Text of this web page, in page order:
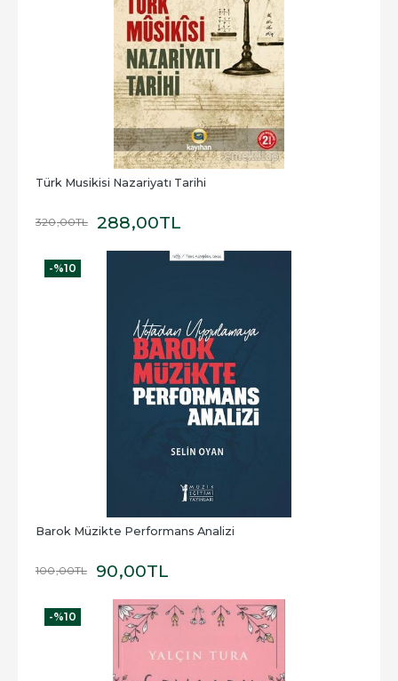
Türk Musikisi Nazariyatı Tarihi
320,00TL 288,00TL
-%10
Barok Müzikte Performans Analizi
100,00TL 90,00TL
-%10